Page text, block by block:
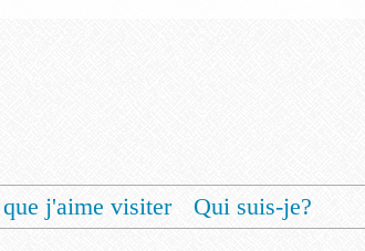
j'aime visiter
Qui suis-je?